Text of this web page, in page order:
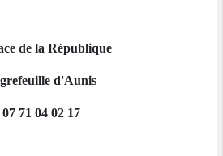
de la République
d'Aunis
07 71 04 02 17